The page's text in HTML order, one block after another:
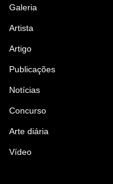
Galeria
Artista
Artigo
Publicações
Notícias
Concurso
Arte diária
Vídeo